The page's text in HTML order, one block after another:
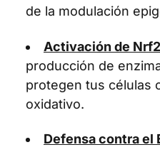
de la modulación
Activación de Nrf2
producción de
protegen tus células
oxidativo.
Defensa contra el